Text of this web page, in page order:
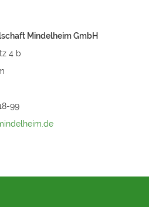
Mindelheim GmbH
4 b
99